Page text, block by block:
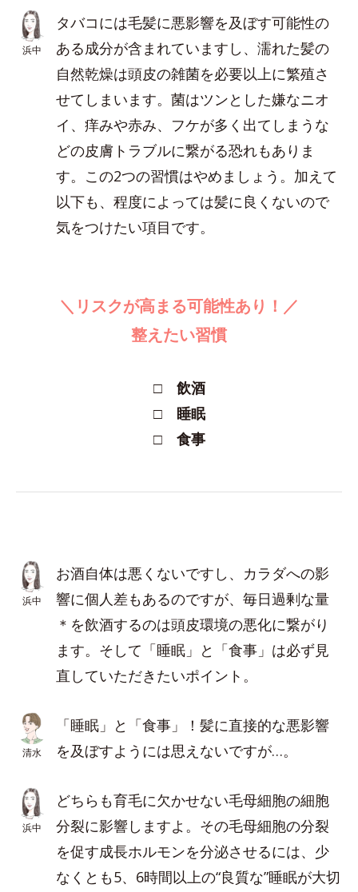
浜中
タバコには毛髪に悪影響を及ぼす可能性の
ある成分が含まれていますし、濡れた髪の
自然乾燥は頭皮の雑菌を必要以上に繁殖さ
せてしまいます。菌はツンとした嫌なニオ
イ、痒みや赤み、フケが多く出てしまうな
どの皮膚トラブルに繋がる恐れもありま
す。この2つの習慣はやめましょう。加えて
以下も、程度によっては髪に良くないので
気をつけたい項目です。
＼リスクが高まる可能性あり！／
整えたい習慣
□ 飲酒
□ 睡眠
□ 食事
浜中
お酒自体は悪くないですし、カラダへの影
響に個人差もあるのですが、毎日過剰な量
＊を飲酒するのは頭皮環境の悪化に繋がり
ます。そして「睡眠」と「食事」は必ず見
直していただきたいポイント。
清水
「睡眠」と「食事」！髪に直接的な悪影響
を及ぼすようには思えないですが…。
浜中
どちらも育毛に欠かせない毛母細胞の細胞
分裂に影響しますよ。その毛母細胞の分裂
を促す成長ホルモンを分泌させるには、少
なくとも5、6時間以上の“良質な”睡眠が大切